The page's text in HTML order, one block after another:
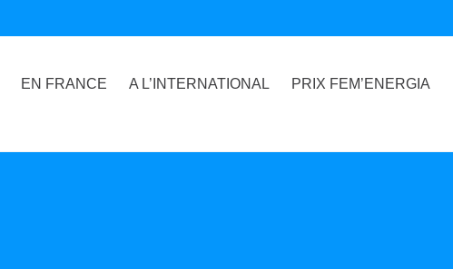
EN FRANCE A L’INTERNATIONAL PRIX FEM’ENERGIA